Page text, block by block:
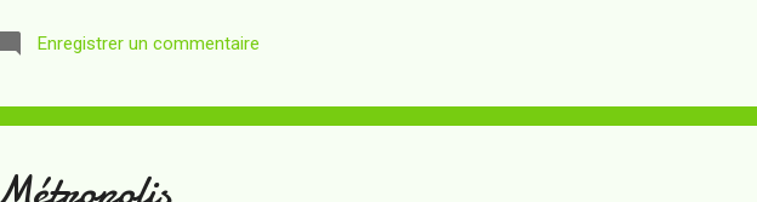
Enregistrer un commentaire